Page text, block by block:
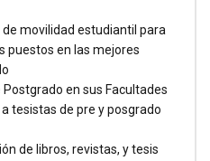
movilidad estudiantil para
puestos en las mejores
Postgrado en sus Facultades
tesistas de pre y posgrado
de libros, revistas, y tesis